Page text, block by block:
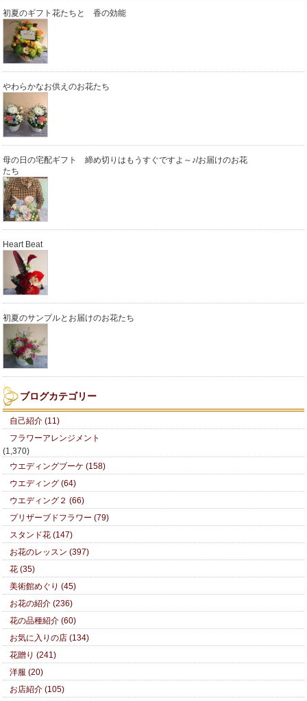
初夏のギフト花たちと 香の効能
やわらかなお供えのお花たち
母の日の宅配ギフト 締め切りはもうすぐですよ～♪/お届けのお花
たち
Heart Beat
初夏のサンプルとお届けのお花たち
ブログカテゴリー
自己紹介 (11)
フラワーアレンジメント
(1,370)
ウエディングブーケ (158)
ウエディング (64)
ウエディング２ (66)
プリザーブドフラワー (79)
スタンド花 (147)
お花のレッスン (397)
花 (35)
美術館めぐり (45)
お花の紹介 (236)
花の品種紹介 (60)
お気に入りの店 (134)
花贈り (241)
洋服 (20)
お店紹介 (105)